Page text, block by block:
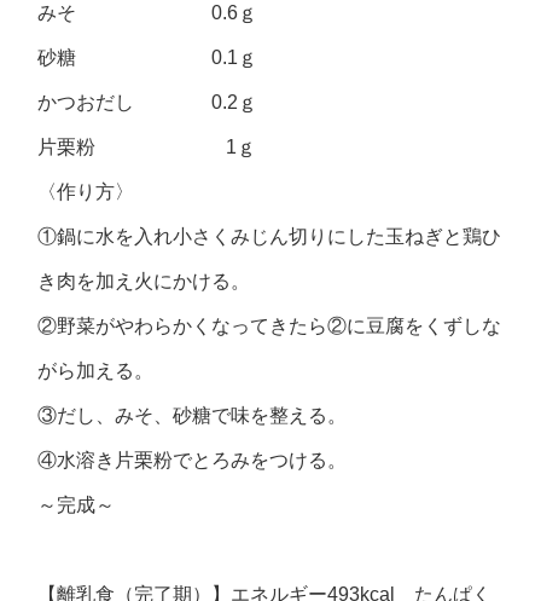
みそ 0.6ｇ
砂糖 0.1ｇ
かつおだし 0.2ｇ
片栗粉 1ｇ
〈作り方〉
①鍋に水を入れ小さくみじん切りにした玉ねぎと鶏ひ
き肉を加え火にかける。
②野菜がやわらかくなってきたら②に豆腐をくずしな
がら加える。
③だし、みそ、砂糖で味を整える。
④水溶き片栗粉でとろみをつける。
～完成～
【離乳食（完了期）】エネルギー493kcal たんぱく